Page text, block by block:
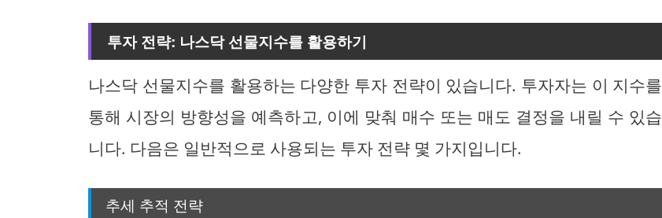
투자 전략: 나스닥 선물지수를 활용하기
나스닥 선물지수를 활용하는 다양한 투자 전략이 있습니다. 투자자는 이 지수를
통해 시장의 방향성을 예측하고, 이에 맞춰 매수 또는 매도 결정을 내릴 수 있습
니다. 다음은 일반적으로 사용되는 투자 전략 몇 가지입니다.
추세 추적 전략